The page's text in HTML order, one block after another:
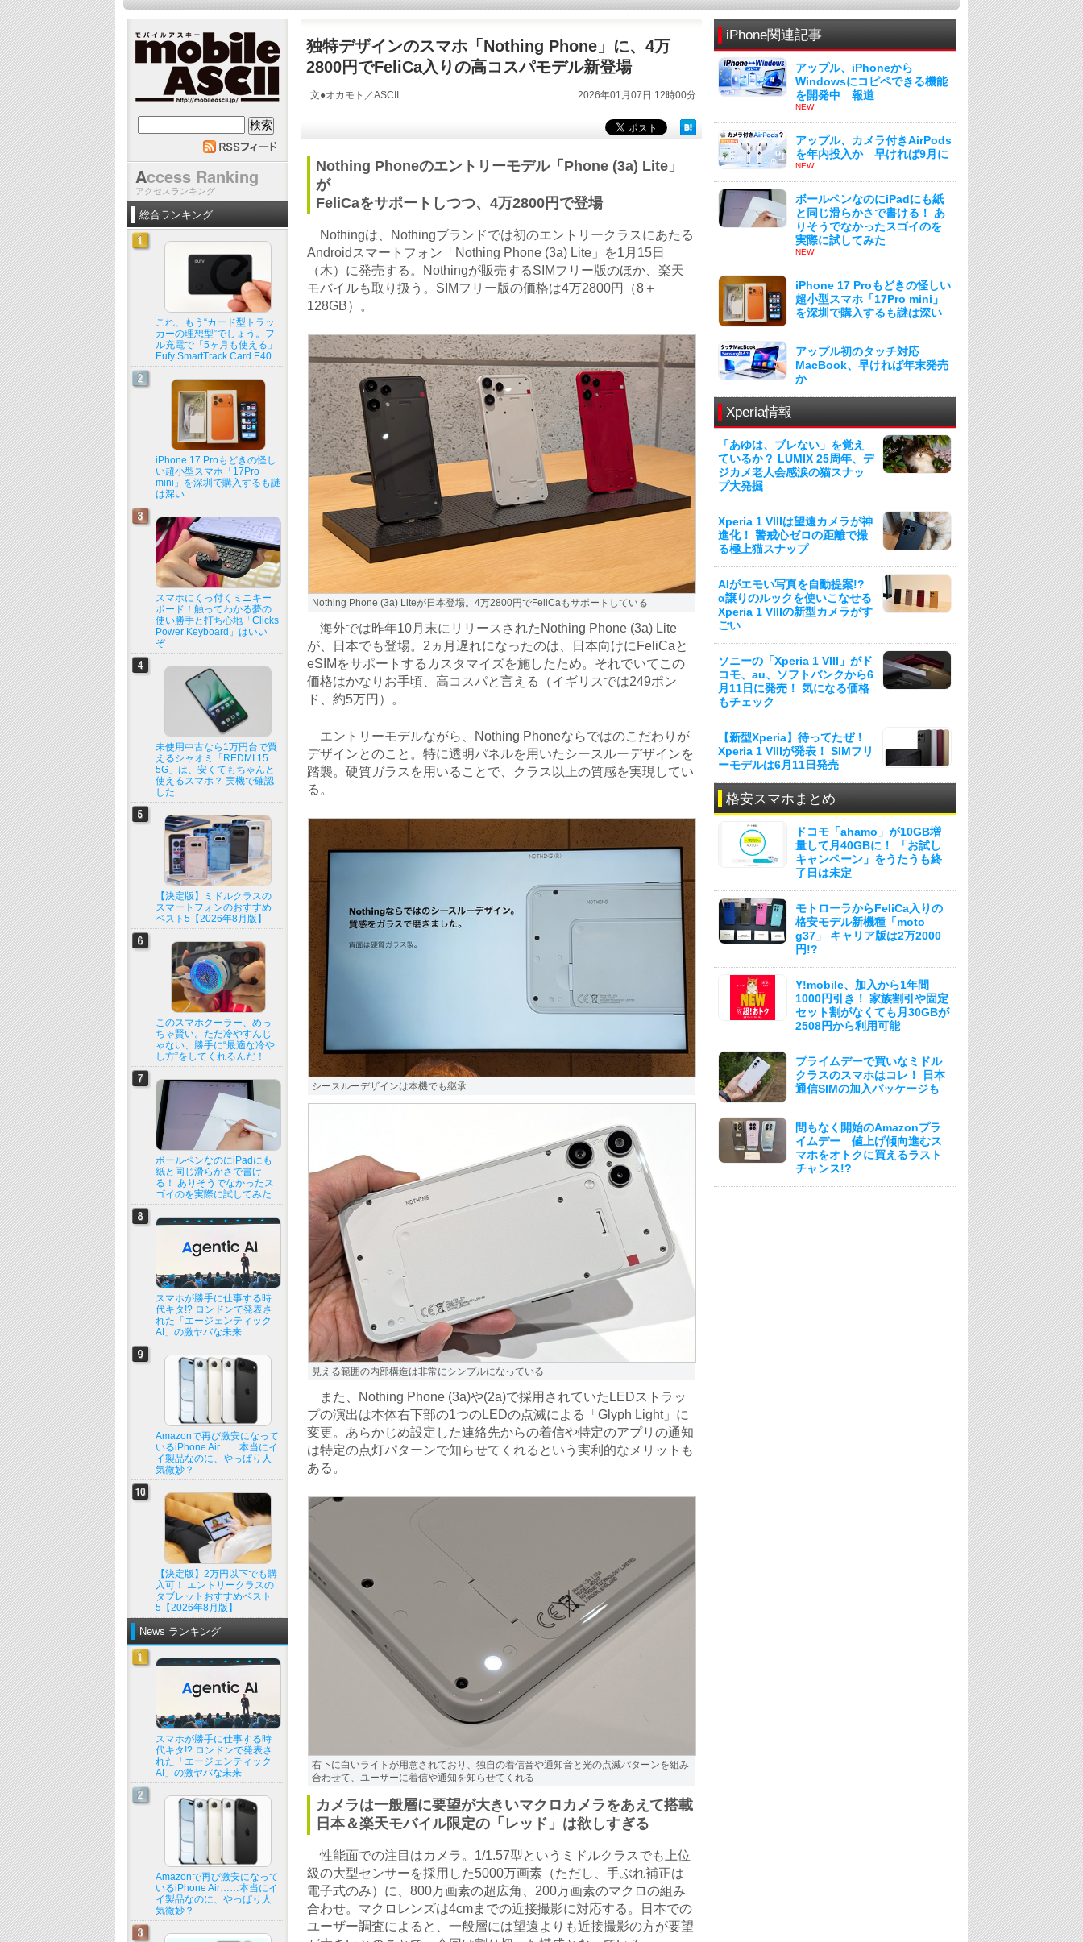
独特デザインのスマホ「Nothing Phone」に、4万
2800円でFeliCa入りの高コスパモデル新登場
文●オカモト／ASCII 2026年01月07日 12時00分
Nothing Phoneのエントリーモデル「Phone (3a) Lite」
が
FeliCaをサポートしつつ、4万2800円で登場
Nothingは、Nothingブランドでは初のエントリークラスにあたる
Androidスマートフォン「Nothing Phone (3a) Lite」を1月15日
（木）に発売する。Nothingが販売するSIMフリー版のほか、楽天
モバイルも取り扱う。SIMフリー版の価格は4万2800円（8＋
128GB）。
Nothing Phone (3a) Liteが日本登場。4万2800円でFeliCaもサポートしている
海外では昨年10月末にリリースされたNothing Phone (3a) Lite
が、日本でも登場。2ヵ月遅れになったのは、日本向けにFeliCaと
eSIMをサポートするカスタマイズを施したため。それでいてこの
価格はかなりお手頃、高コスパと言える（イギリスでは249ポン
ド、約5万円）。
エントリーモデルながら、Nothing Phoneならではのこだわりが
デザインとのこと。特に透明パネルを用いたシースルーデザインを
踏襲。硬質ガラスを用いることで、クラス以上の質感を実現してい
る。
シースルーデザインは本機でも継承
見える範囲の内部構造は非常にシンプルになっている
また、Nothing Phone (3a)や(2a)で採用されていたLEDストラッ
プの演出は本体右下部の1つのLEDの点滅による「Glyph Light」に
変更。あらかじめ設定した連絡先からの着信や特定のアプリの通知
は特定の点灯パターンで知らせてくれるという実利的なメリットも
ある。
右下に白いライトが用意されており、独自の着信音や通知音と光の点滅パターンを組み
合わせて、ユーザーに着信や通知を知らせてくれる
カメラは一般層に要望が大きいマクロカメラをあえて搭載
日本＆楽天モバイル限定の「レッド」は欲しすぎる
性能面での注目はカメラ。1/1.57型というミドルクラスでも上位
級の大型センサーを採用した5000万画素（ただし、手ぶれ補正は
電子式のみ）に、800万画素の超広角、200万画素のマクロの組み
合わせ。マクロレンズは4cmまでの近接撮影に対応する。日本での
ユーザー調査によると、一般層には望遠よりも近接撮影の方が要望
iPhone関連記事
アップル、iPhoneから
Windowsにコピペできる機能
を開発中 報道
NEW!
アップル、カメラ付きAirPods
を年内投入か 早ければ9月に
NEW!
ボールペンなのにiPadにも紙
と同じ滑らかさで書ける！ あ
りそうでなかったスゴイのを
実際に試してみた
NEW!
iPhone 17 Proもどきの怪しい
超小型スマホ「17Pro mini」
を深圳で購入するも謎は深い
アップル初のタッチ対応
MacBook、早ければ年末発売
か
Xperia情報
「あゆは、ブレない」を覚え
ているか？ LUMIX 25周年、デ
ジカメ老人会感涙の猫スナッ
プ大発掘
Xperia 1 VIIIは望遠カメラが神
進化！ 警戒心ゼロの距離で撮
る極上猫スナップ
AIがエモい写真を自動提案!?
α譲りのルックを使いこなせる
Xperia 1 VIIIの新型カメラがす
ごい
ソニーの「Xperia 1 VIII」がド
コモ、au、ソフトバンクから6
月11日に発売！ 気になる価格
もチェック
【新型Xperia】待ってたぜ！
Xperia 1 VIIIが発表！ SIMフリ
ーモデルは6月11日発売
格安スマホまとめ
ドコモ「ahamo」が10GB増
量して月40GBに！ 「お試し
キャンペーン」をうたうも終
了日は未定
モトローラからFeliCa入りの
格安モデル新機種「moto
g37」 キャリア版は2万2000
円!?
Y!mobile、加入から1年間
1000円引き！ 家族割引や固定
セット割がなくても月30GBが
2508円から利用可能
プライムデーで買いなミドル
クラスのスマホはコレ！ 日本
通信SIMの加入パッケージも
間もなく開始のAmazonプラ
イムデー 値上げ傾向進むス
マホをオトクに買えるラスト
チャンス!?
mobile ASCII
Access Ranking
アクセスランキング
総合ランキング
これ、もう“カード型トラッ
カーの理想型”でしょう。フ
ル充電で「5ヶ月も使える」
Eufy SmartTrack Card E40
iPhone 17 Proもどきの怪し
い超小型スマホ「17Pro
mini」を深圳で購入するも謎
は深い
スマホにくっ付くミニキー
ボード！触ってわかる夢の
使い勝手と打ち心地「Clicks
Power Keyboard」はいい
ぞ
未使用中古なら1万円台で買
えるシャオミ「REDMI 15
5G」は、安くてもちゃんと
使えるスマホ？ 実機で確認
した
【決定版】ミドルクラスの
スマートフォンのおすすめ
ベスト5【2026年8月版】
このスマホクーラー、めっ
ちゃ賢い。ただ冷やすんじ
ゃない、勝手に“最適な冷や
し方”をしてくれるんだ！
ボールペンなのにiPadにも
紙と同じ滑らかさで書け
る！ ありそうでなかったス
ゴイのを実際に試してみた
スマホが勝手に仕事する時
代キタ!? ロンドンで発表さ
れた「エージェンティック
AI」の激ヤバな未来
Amazonで再び激安になって
いるiPhone Air……本当にイ
イ製品なのに、やっぱり人
気微妙？
【決定版】2万円以下でも購
入可！ エントリークラスの
タブレットおすすめベスト
5【2026年8月版】
News ランキング
スマホが勝手に仕事する時
代キタ!? ロンドンで発表さ
れた「エージェンティック
AI」の激ヤバな未来
Amazonで再び激安になって
いるiPhone Air……本当にイ
イ製品なのに、やっぱり人
気微妙？